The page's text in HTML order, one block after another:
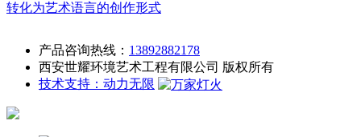
转化为艺术语言的创作形式
产品咨询热线： 13892882178
西安世耀环境艺术工程有限公司 版权所有
技术支持：动力无限